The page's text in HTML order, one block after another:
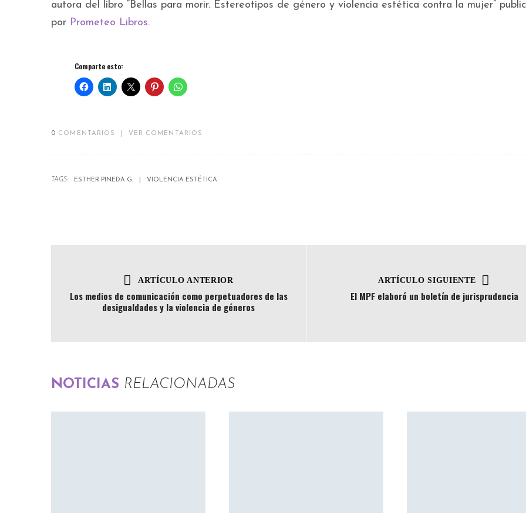
autora del libro “Bellas para morir. Estereotipos de género y violencia estética contra la mujer”
por Prometeo Libros.
Comparte esto:
0 COMENTARIOS VER COMENTARIOS
TAGS: ESTHER PINEDA G. VIOLENCIA ESTÉTICA
ARTÍCULO ANTERIOR
Los medios de comunicación como perpetuadores de las
desigualdades y la violencia de géneros
ARTÍCULO SIGUIENTE
El MPF elaboró un boletín de jurisprudencia
NOTICIAS RELACIONADAS